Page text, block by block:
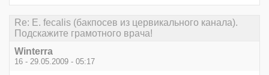
Re: E. fecalis (бакпосев из цервикального канала).
Подскажите грамотного врача!
Winterra
16 - 29.05.2009 - 05:17